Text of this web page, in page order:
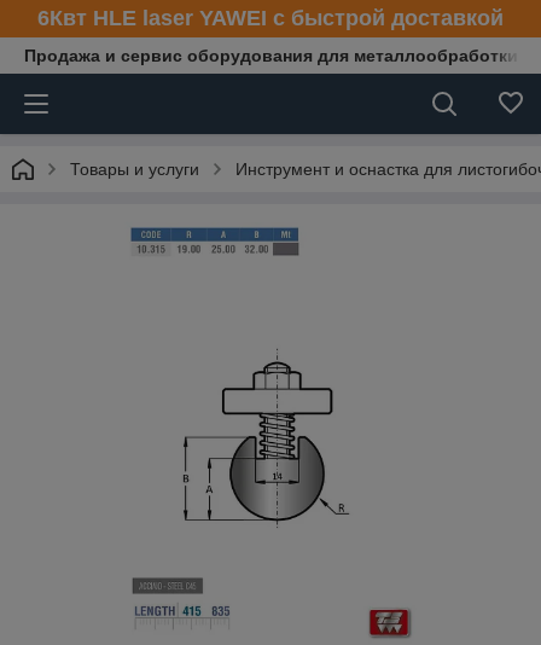
6Квт HLE laser YAWEI с быстрой доставкой
Продажа и сервис оборудования для металлообработки
Товары и услуги Инструмент и оснастка для